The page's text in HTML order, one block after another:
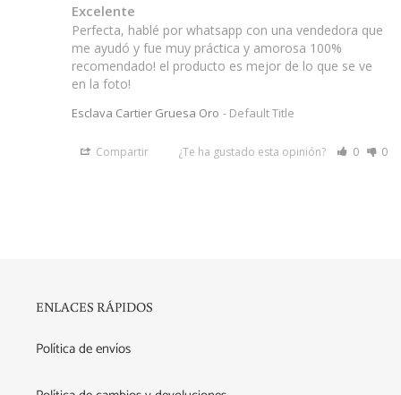
Excelente
Perfecta, hablé por whatsapp con una vendedora que
me ayudó y fue muy práctica y amorosa 100%
recomendado! el producto es mejor de lo que se ve
en la foto!
Esclava Cartier Gruesa Oro Default Title
Compartir ¿Te ha gustado esta opinión? 0 0
ENLACES RÁPIDOS
Política de envíos